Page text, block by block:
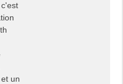
un